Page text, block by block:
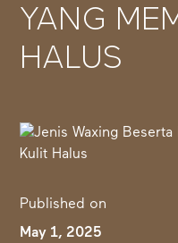
YANG
HALUS
Published on
May 1, 2025